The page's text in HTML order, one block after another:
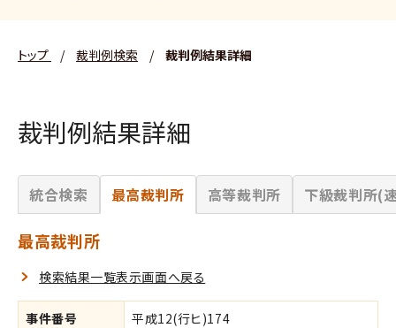
トップ / 裁判例検索 / 裁判例結果詳細
裁判例結果詳細
統合検索 最高裁判所 高等裁判所 下級裁判所(
最高裁判所
検索結果一覧表示画面へ戻る
事件番号
平成12(行ヒ)174